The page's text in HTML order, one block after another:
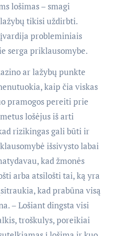
lošimas – smagi
tikisi uždirbti.
probleminiais
serga priklausomybe.
ar lažybų punkte
kaip čia viskas
pramogos pereiti prie
lošėjus iš arti
rizikingas gali būti ir
išsivysto labai
kad žmonės
arba atsilošti tai, ką yra
kad prabūna visą
– Lošiant dingsta visi
troškulys, poreikiai